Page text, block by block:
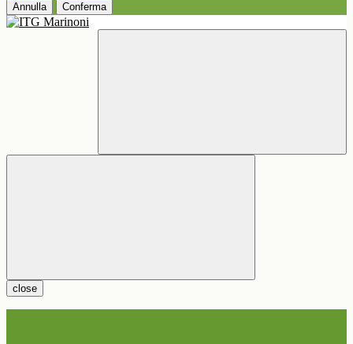
Annulla Conferma
close